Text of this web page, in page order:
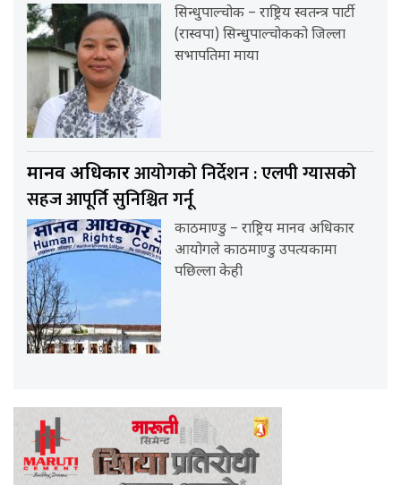
सिन्धुपाल्चोक – राष्ट्रिय स्वतन्त्र पार्टी
(रास्वपा) सिन्धुपाल्चोकको जिल्ला
सभापतिमा माया
मानव अधिकारआयोगको निर्देशन : एलपी ग्यासको
सहज आपूर्ति सुनिश्चित गर्नू
काठमाण्डु – राष्ट्रिय मानव अधिकार
आयोगले काठमाण्डु उपत्यकामा
पछिल्ला केही